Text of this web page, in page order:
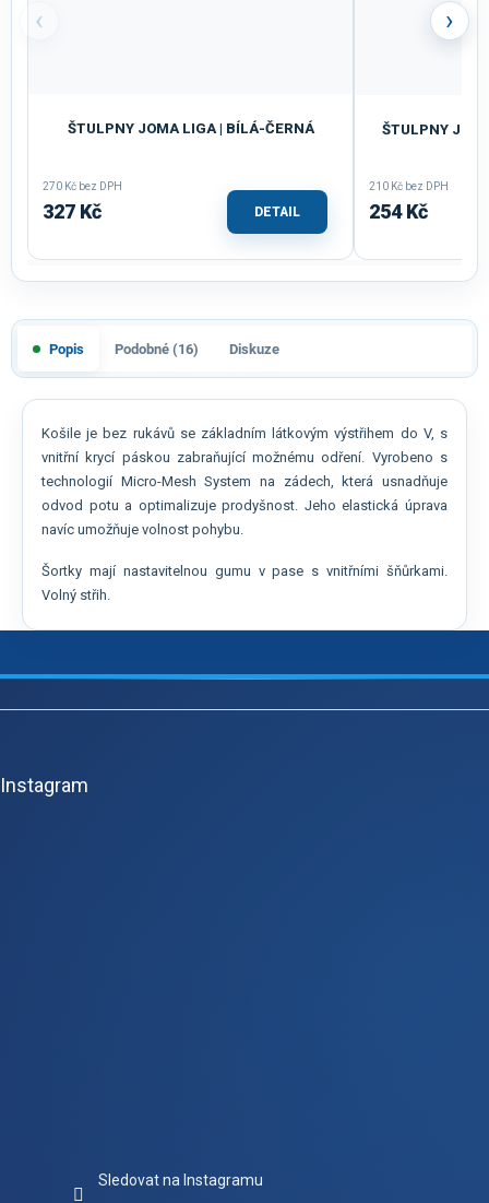
‹
ŠTULPNY JOMA LIGA | BÍLÁ-ČERNÁ
270 Kč bez DPH
327 Kč DETAIL
ŠTULPNY
210 Kč bez DPH
254 Kč
›
Popis Podobné (16) Diskuze
Košile je bez rukávů se základním látkovým výstřihem do V, s
vnitřní krycí páskou zabraňující možnému odření. Vyrobeno s
technologií Micro-Mesh System na zádech, která usnadňuje
odvod potu a optimalizuje prodyšnost. Jeho elastická úprava
navíc umožňuje volnost pohybu.
Šortky mají nastavitelnou gumu v pase s vnitřními šňůrkami.
Volný střih.
Z
Instagram
Sledovat na Instagramu